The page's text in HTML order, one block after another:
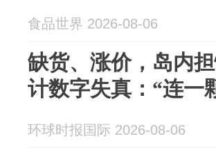
食品世界 2026-08-06
缺货、涨价，岛内
计数字失真：“连一
环球时报国际 2026-08-06